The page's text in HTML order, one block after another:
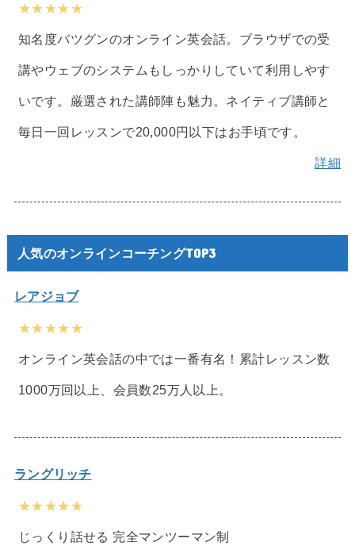
★★★★★
知名度バツグンのオンライン英会話。ブラウザでの受
講やウェブのシステムもしっかりしていて利用しやす
いです。厳選された講師陣も魅力。ネイティブ講師と
毎日一回レッスンで20,000円以下はお手頃です。
詳細
人気のオンラインコーチングTOP3
レアジョブ
★★★★★
オンライン英会話の中では一番有名！累計レッスン数
1000万回以上、会員数25万人以上。
ラングリッチ
★★★★★
じっくり話せる 完全マンツーマン制